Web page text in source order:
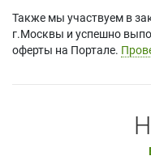
Также мы участвуем в
г.Москвы и успешно
оферты на Портале.